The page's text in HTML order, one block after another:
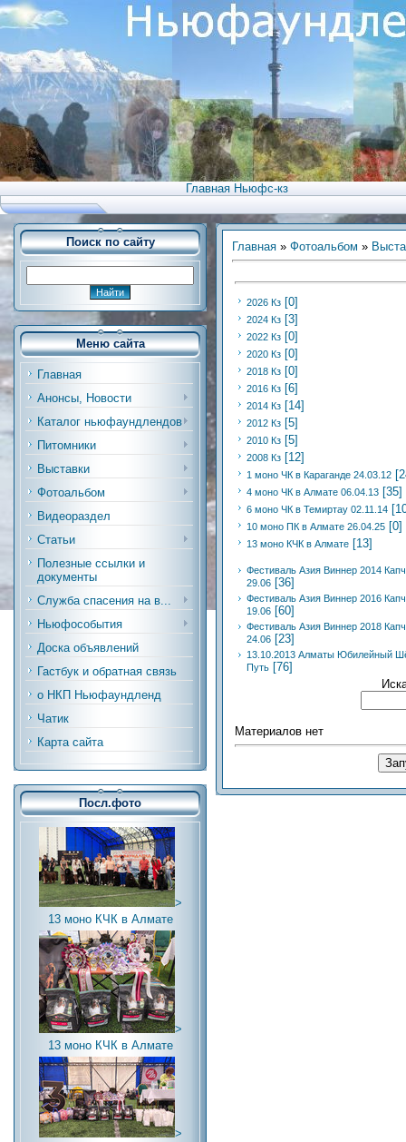
Главная Ньюфс-кз
Поиск по сайту
Меню сайта
Главная
Анонсы, Новости
Каталог ньюфаундлендов
Питомники
Выставки
Фотоальбом
Видеораздел
Статьи
Полезные ссылки и
документы
Служба спасения на в...
Ньюфособытия
Доска объявлений
Гастбук и обратная связь
о НКП Ньюфаундленд
Чатик
Карта сайта
Посл.фото
>
13 моно КЧК в Алмате
>
13 моно КЧК в Алмате
>
Главная » Фотоальбом »
2026 Кз [0]
2024 Кз [3]
2022 Кз [0]
2020 Кз [0]
2018 Кз [0]
2016 Кз [6]
2014 Кз [14]
2012 Кз [5]
2010 Кз [5]
2008 Кз [12]
1 моно ЧК в Караганде 24.03.12
4 моно ЧК в Алмате 06.04.13 [35]
6 моно ЧК в Темиртау 02.11.14
10 моно ПК в Алмате 26.04.25 [0]
13 моно КЧК в Алмате [13]
Фестиваль Азия Виннер 2014
29.06 [36]
Фестиваль Азия Виннер 2016
19.06 [60]
Фестиваль Азия Виннер 2018
24.06 [23]
13.10.2013 Алматы Юбилейный
Путь [76]
Материалов нет